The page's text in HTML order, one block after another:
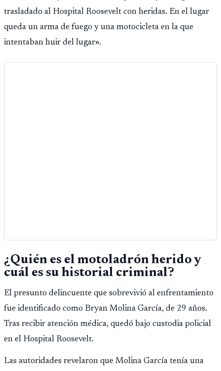
Público.
trasladado al Hospital Roosevelt con heridas. En el lugar
queda un arma de fuego y una motocicleta en la que
intentaban huir del lugar».
¿Quién es el motoladrón herido y
cuál es su historial criminal?
El presunto delincuente que sobrevivió al enfrentamiento
fue identificado como Bryan Molina García, de 29 años.
Tras recibir atención médica, quedó bajo custodia policial
en el Hospital Roosevelt.
Las autoridades revelaron que Molina García tenía una